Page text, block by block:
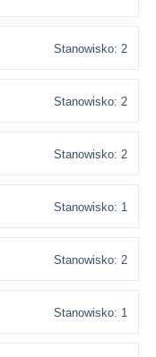
Stanowisko: 2
Stanowisko: 2
Stanowisko: 2
Stanowisko: 1
Stanowisko: 2
Stanowisko: 1